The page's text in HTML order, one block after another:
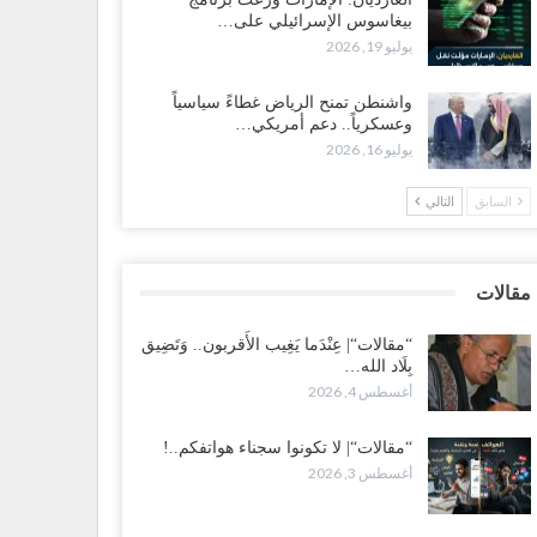
بعد اقتحام منزل شيخ بارز.. قبائل الصحراء
تبدأ احتشاداً على الحدود السعودية..!
2, 2026
غضبٍ جنوباً.. دعوات لإغلاق مطرح فدغم مع تحوله من
للتجنيد إلى ساحة لتصفية قادة التحالف..!
2, 2026
لإشعال حرب..!
تغييرات سعودية بصفوف قيادة “درع الوطن”
بالعبر.. هل بدأت الرياض إعادة هيكلة فصائلها بعد…
بيغاسوس الإسرائيلي على…
يوليو 19, 2026
واشنطن تمنح الرياض غطاءً سياسياً
وعسكرياً.. دعم أمريكي…
يوليو 16, 2026
السابق التالي
مقالات
“مقالات“| عِنْدَما يَغِيب الأَقربون.. وَتَضِيق
بِلَاد الله…
أغسطس 4, 2026
“مقالات“| لا تكونوا سجناء هواتفكم..!
أغسطس 3, 2026